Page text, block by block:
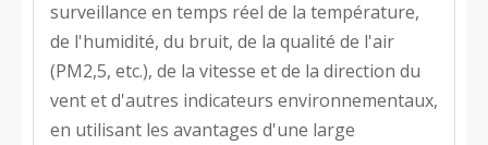
surveillance en temps réel de la température,
de l'humidité, du bruit, de la qualité de l'air
(PM2,5, etc.), de la vitesse et de la direction du
vent et d'autres indicateurs environnementaux,
en utilisant les avantages d'une large